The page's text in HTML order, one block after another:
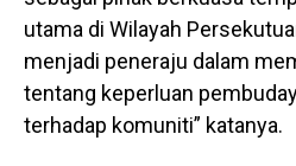
utama di Wilayah
menjadi peneraju dalam
tentang keperluan
terhadap komuniti” katanya.